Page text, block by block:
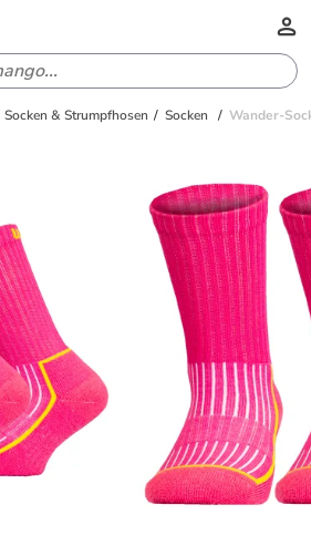
Socken & Strumpfhosen Socken Wander-